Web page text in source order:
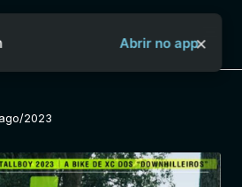
Sobre o Aya Bancah
Início
Abrir no app×
ago/2023